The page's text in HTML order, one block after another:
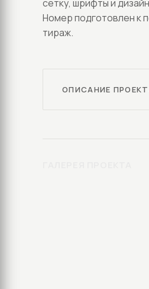
сетку, шрифты и
Номер подготовлен к
тираж.
ОПИСАНИЕ